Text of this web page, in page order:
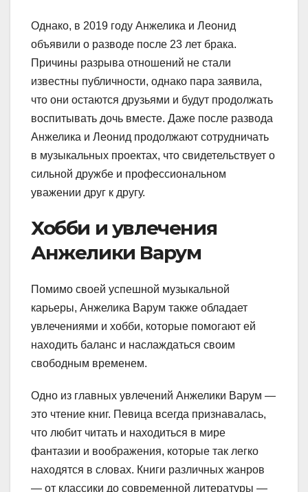
Однако, в 2019 году Анжелика и Леонид
объявили о разводе после 23 лет брака.
Причины разрыва отношений не стали
известны публичности, однако пара заявила,
что они остаются друзьями и будут продолжать
воспитывать дочь вместе. Даже после развода
Анжелика и Леонид продолжают сотрудничать
в музыкальных проектах, что свидетельствует о
сильной дружбе и профессиональном
уважении друг к другу.
Хобби и увлечения
Анжелики Варум
Помимо своей успешной музыкальной
карьеры, Анжелика Варум также обладает
увлечениями и хобби, которые помогают ей
находить баланс и наслаждаться своим
свободным временем.
Одно из главных увлечений Анжелики Варум —
это чтение книг. Певица всегда признавалась,
что любит читать и находиться в мире
фантазии и воображения, которые так легко
находятся в словах. Книги различных жанров
— от классики до современной литературы —